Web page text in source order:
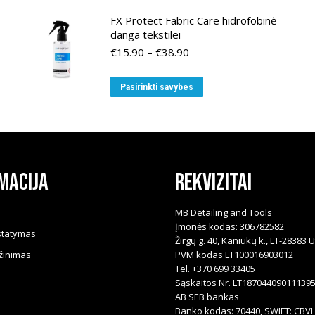
FX Protect Fabric Care hidrofobinė
danga tekstilei
€15.90 – €38.90Price
€15.90
through
Pasirinkti savybes
The
options
may
be
chosen
on
the
product
Rekvizitai
MB Detailing and Tools
Įmonės kodas: 306782582
Žirgų g. 40, Kaniūkų k., LT-28383
PVM kodas LT100016903012
Tel. +370 699 33405
Sąskaitos Nr.
AB SEB bankas
Banko kodas: 70440, SWIFT: CBVI